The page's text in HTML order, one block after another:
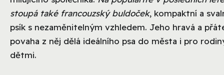
stoupá také francouzský buldoček, kompaktní a
psík s nezaměnitelným vzhledem. Jeho hravá a
povaha z něj dělá ideálního psa do města i pro
dětmi.